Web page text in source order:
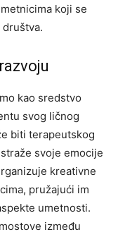
koji se
kao sredstvo
svog ličnog
biti terapeutskog
svoje emocije
kreativne
pružajući im
umetnosti.
između